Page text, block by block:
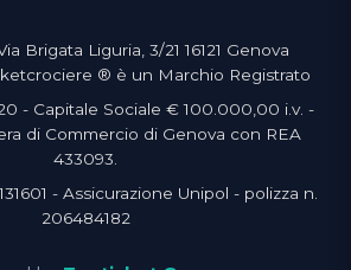
Brigata Liguria, 3/21 16121 Genova
® è un Marchio Registrato
- Capitale Sociale € 100.000,00 i.v. -
di Commercio di Genova con REA
433093.
- Assicurazione Unipol - polizza n.
206484182